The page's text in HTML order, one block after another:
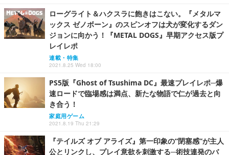
ローグライト＆ハクスラに飽きはこない。『メタルマ
ックス ゼノボーン』のスピンオフは犬が変化するダン
ジョンに向かう！『METAL DOGS』早期アクセス版プ
レイレポ
連載・特集
2021.8.25 Wed 18:00
PS5版『Ghost of Tsushima DC』最速プレイレポ─爆
速ロードで臨場感は満点、新たな物語で仁が過去と向
き合う！
家庭用ゲーム
2021.8.19 Thu 21:29
『テイルズ オブ アライズ』第一印象の“閉塞感”が主人
公とリンクし、プレイ意欲を刺激する─術技連発のバ